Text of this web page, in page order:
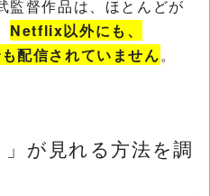
監督作品は、ほとんどが
Netflix以外にも、
配信されていません。
」が見れる方法を調